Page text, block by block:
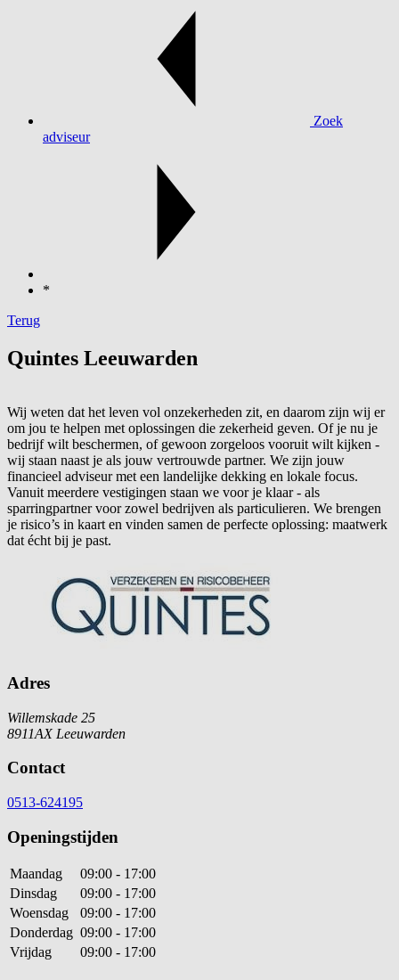
Zoek
adviseur
*
Terug
Quintes Leeuwarden
Wij weten dat het leven vol onzekerheden zit, en daarom zijn wij er
om jou te helpen met oplossingen die zekerheid geven. Of je nu je
bedrijf wilt beschermen, of gewoon zorgeloos vooruit wilt kijken -
wij staan naast je als jouw vertrouwde partner. We zijn jouw
financieel adviseur met een landelijke dekking en lokale focus.
Vanuit meerdere vestigingen staan we voor je klaar - als
sparringpartner voor zowel bedrijven als particulieren. We brengen
je risico’s in kaart en vinden samen de perfecte oplossing: maatwerk
dat écht bij je past.
Adres
Willemskade 25
8911AX Leeuwarden
Contact
0513-624195
Openingstijden
Maandag
09:00 - 17:00
Dinsdag
09:00 - 17:00
Woensdag
09:00 - 17:00
Donderdag 09:00 - 17:00
Vrijdag
09:00 - 17:00